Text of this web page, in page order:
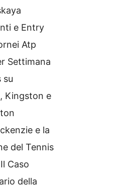
e Entry
Atp
Settimana
su
Kingston e
e la
del Tennis
Caso
della